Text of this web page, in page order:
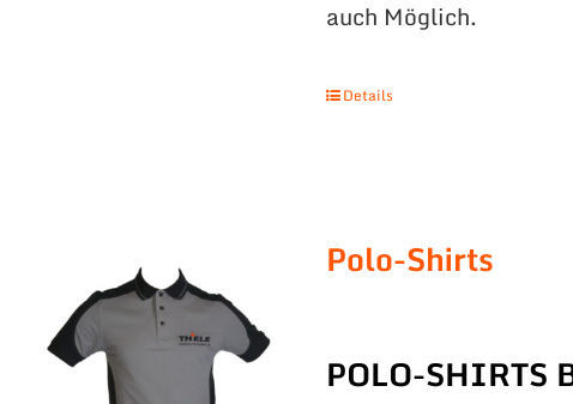
auch Möglich.
Details
Polo-Shirts
POLO-SHIRTS